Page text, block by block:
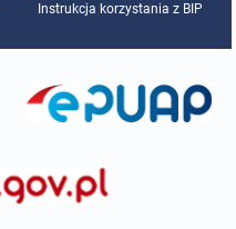
Instrukcja korzystania z BIP